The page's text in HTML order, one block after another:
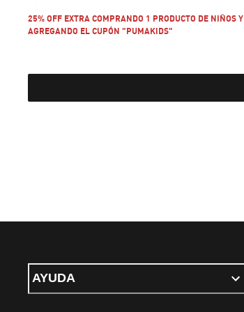
25% OFF EXTRA COMPRANDO 1 PRODUCTO DE NIÑOS Y
AGREGANDO EL CUPÓN "PUMAKIDS"
AYUDA